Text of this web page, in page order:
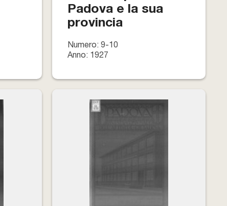
Padova e la sua
provincia
Numero: 9-10
Anno: 1927